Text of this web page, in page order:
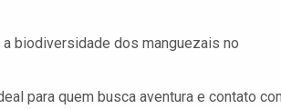
biodiversidade dos manguezais no
para quem busca aventura e contato